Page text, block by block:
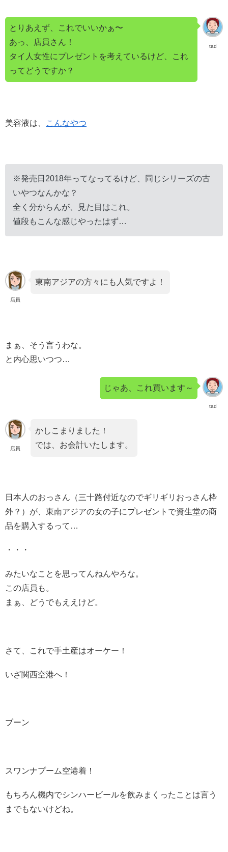
tad
とりあえず、これでいいかぁ〜
あっ、店員さん！
タイ人女性にプレゼントを考えているけど、これ
ってどうですか？
美容液は、 こんなやつ
※発売日2018年ってなってるけど、同じシリーズの古
いやつなんかな？
全く分からんが、見た目はこれ。
値段もこんな感じやったはず…
店員
東南アジアの方々にも人気ですよ！
まぁ、そう言うわな。
と内心思いつつ…
tad
じゃあ、これ買います～
店員
かしこまりました！
では、お会計いたします。
日本人のおっさん（三十路付近なのでギリギリおっさん枠
外？）が、東南アジアの女の子にプレゼントで資生堂の商
品を購入するって…
・・・
みたいなことを思ってんねんやろな。
この店員も。
まぁ、どうでもええけど。
さて、これで手土産はオーケー！
いざ関西空港へ！
ブーン
スワンナプーム空港着！
もちろん機内でシンハービールを飲みまくったことは言う
までもないけどね。